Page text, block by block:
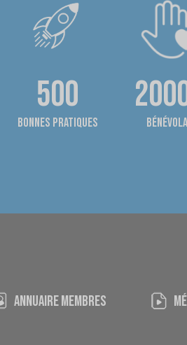
500
bonnes pratiques
ANNUAIRE MEMBRES